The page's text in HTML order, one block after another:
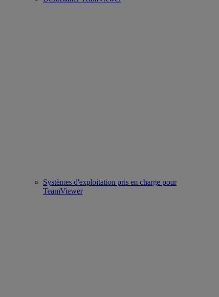
Systèmes d'exploitation pris en charge pour
TeamViewer